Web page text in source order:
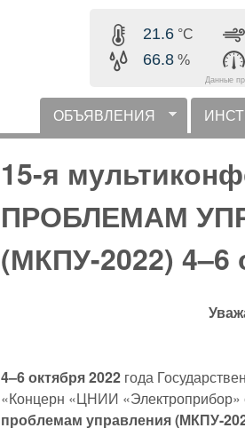
содержанию
21.6 °C
66.8 %
Данные
горизонтальное меню
ОБЪЯВЛЕНИЯ
15-я
ПРОБЛЕМАМ
(МКПУ-2022) 4–6
4–6 октября 2022 года
«Концерн «ЦНИИ «Электроприбор»
проблемам управления (МКПУ-